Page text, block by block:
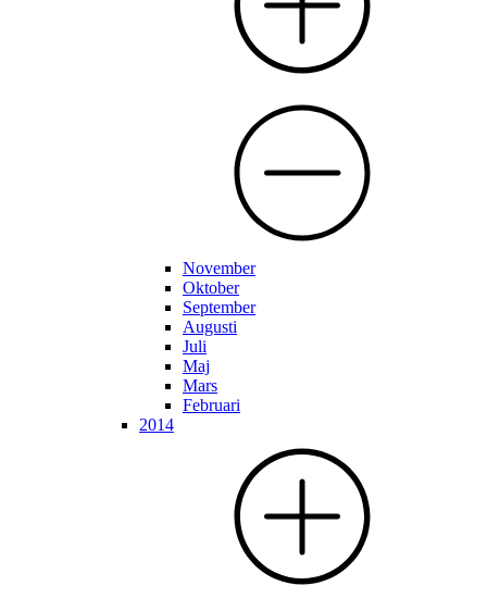
November
Oktober
September
Augusti
Juli
Maj
Mars
Februari
2014